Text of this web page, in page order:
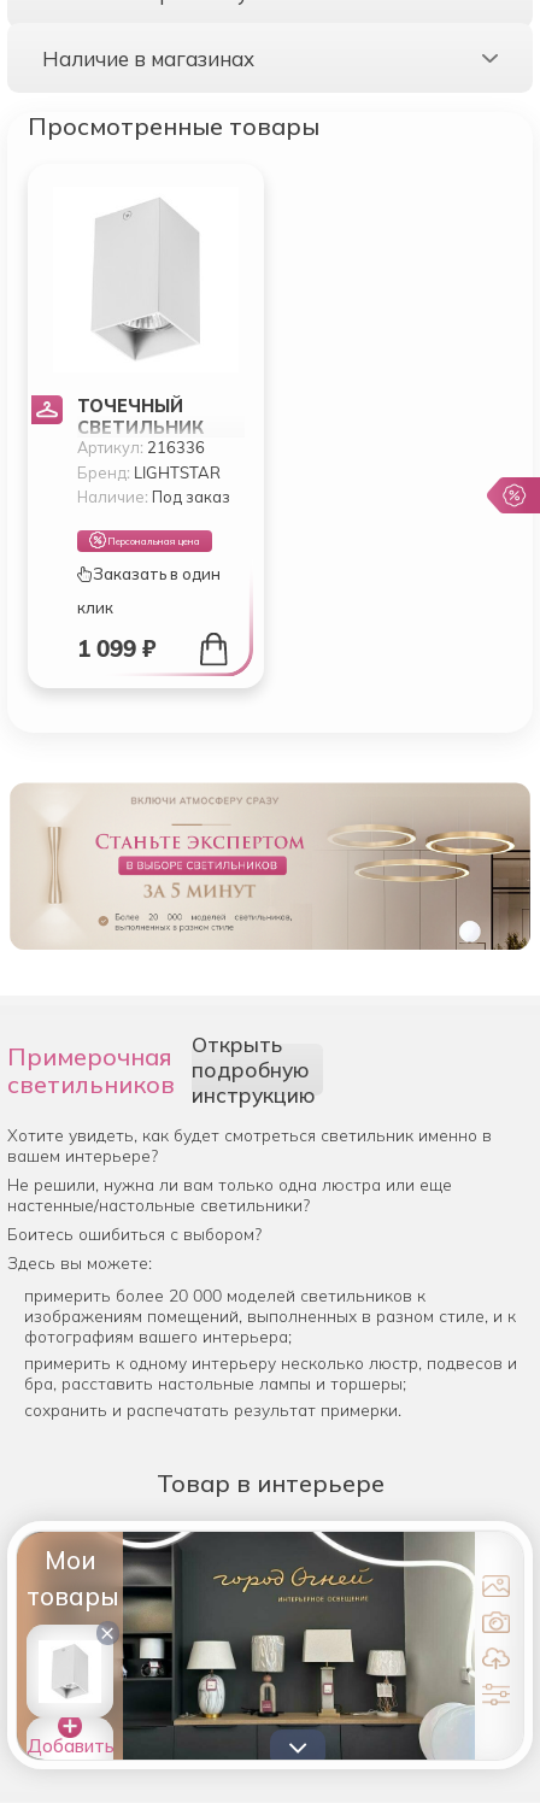
Наличие в магазинах
Просмотренные товары
ТОЧЕЧНЫЙ
СВЕТИЛЬНИК
LIGHTSTAR RULLO
216336
Артикул: 216336
Бренд: LIGHTSTAR
Наличие: Под заказ
Персональная цена
Заказать в один
клик
1 099 ₽
Примерочная
светильников
Открыть
подробную
инструкцию
Хотите увидеть, как будет смотреться светильник именно в
вашем интерьере?
Не решили, нужна ли вам только одна люстра или еще
настенные/настольные светильники?
Боитесь ошибиться с выбором?
Здесь вы можете:
примерить более 20 000 моделей светильников к
изображениям помещений, выполненных в разном стиле, и к
фотографиям вашего интерьера;
примерить к одному интерьеру несколько люстр, подвесов и
бра, расставить настольные лампы и торшеры;
сохранить и распечатать результат примерки.
Товар в интерьере
Мои
товары
×
Добавить
товары в